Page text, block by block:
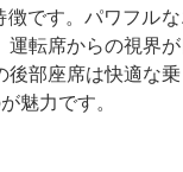
です。パワフル
転席からの視界
部座席は快適な
魅力です。